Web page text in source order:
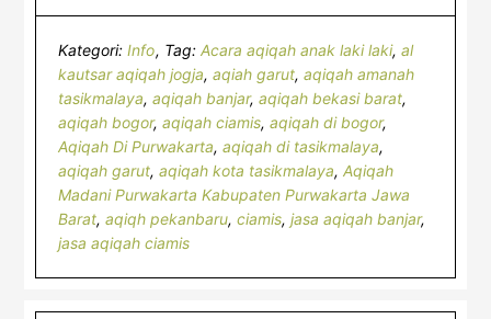
Kategori:Info Tag:Acara aqiqah anak laki laki,al
kautsar aqiqah jogja,aqiah garut,aqiqah amanah
tasikmalaya,aqiqah banjar,aqiqah bekasi barat,
aqiqah bogor,aqiqah ciamis,aqiqah di bogor,
Aqiqah Di Purwakarta,aqiqah di tasikmalaya,
aqiqah garut,aqiqah kota tasikmalaya,Aqiqah
Madani Purwakarta Kabupaten Purwakarta Jawa
Barat,aqiqh pekanbaru,ciamis,jasa aqiqah banjar,
jasa aqiqah ciamis